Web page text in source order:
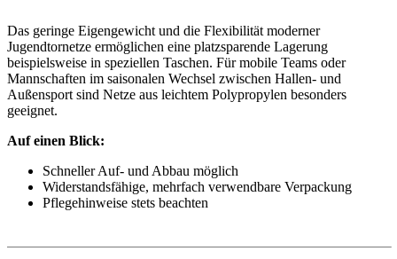
Das geringe Eigengewicht und die Flexibilität moderner
Jugendtornetze ermöglichen eine platzsparende Lagerung
beispielsweise in speziellen Taschen. Für mobile Teams oder
Mannschaften im saisonalen Wechsel zwischen Hallen- und
Außensport sind Netze aus leichtem Polypropylen besonders
geeignet.
Auf einen Blick:
Schneller Auf- und Abbau möglich
Widerstandsfähige, mehrfach verwendbare Verpackung
Pflegehinweise stets beachten